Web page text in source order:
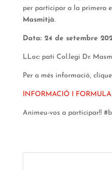
per participar a la primera
Masmitjà.
Data: 24 de setembre
LLoc: pati Col.legi Dr.
Per a més informació,
INFORMACIÓ I
Animeu-vos a participar!!